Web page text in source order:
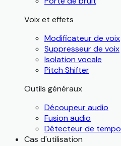
Voix et effets
Modificateur de voix
Suppresseur de voix
Isolation vocale
Pitch Shifter
Outils généraux
Découpeur audio
Fusion audio
Détecteur de tempo
Cas d'utilisation